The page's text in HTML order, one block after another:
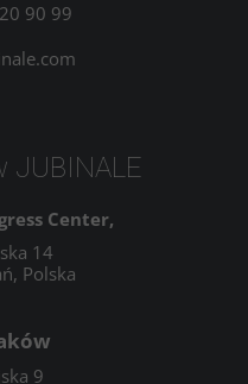
90 99
JUBINALE
Center,
14
Polska
9